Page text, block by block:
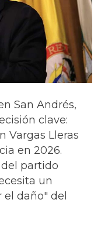
San Andrés,
clave:
Vargas Lleras
en 2026.
partido
un
daño" del